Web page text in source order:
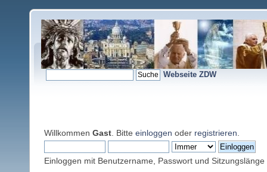
Webseite ZDW
Willkommen Gast . Bitte einloggen oder registrieren
Einloggen mit Benutzername, Passwort und Sitzungslänge